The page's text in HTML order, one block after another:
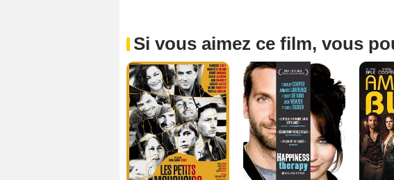
Si vous aimez ce film, vous